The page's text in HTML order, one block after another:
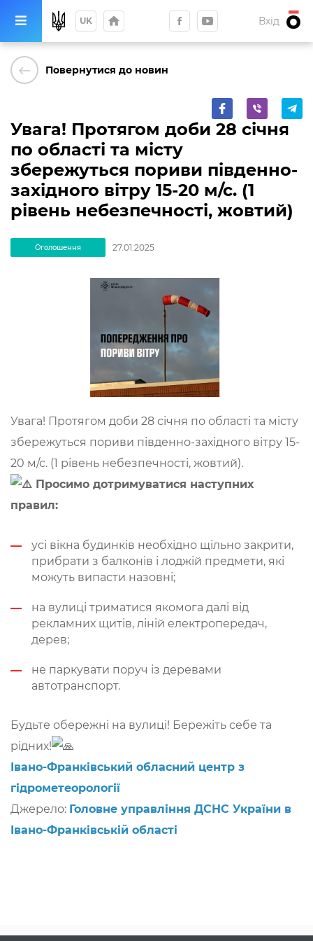
UK home Вхід
keyboard_backspace Повернутися до новин
Увага! Протягом доби 28 січня
по області та місту
збережуться пориви південно-
західного вітру 15-20 м/с. (1
рівень небезпечності, жовтий)
Оголошення 27.01.2025
Увага! Протягом доби 28 січня по області та місту
збережуться пориви південно-західного вітру 15-
20 м/с. (1 рівень небезпечності, жовтий).
Просимо дотримуватися наступних
правил:
усі вікна будинків необхідно щільно закрити,
прибрати з балконів і лоджій предмети, які
можуть випасти назовні;
на вулиці триматися якомога далі від
рекламних щитів, ліній електропередач,
дерев;
не паркувати поруч із деревами
автотранспорт.
Будьте обережні на вулиці! Бережіть себе та
рідних!
Івано-Франківський обласний центр з
гідрометеорології
Джерело: Головне управління ДСНС України в
Івано-Франківській області